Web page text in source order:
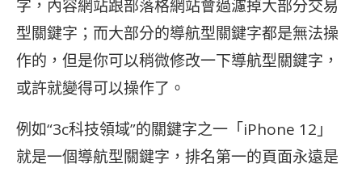
字，內容網站跟部落格網站會過濾掉大部分交易
型關鍵字；而大部分的導航型關鍵字都是無法操
作的，但是你可以稍微修改一下導航型關鍵字，
或許就變得可以操作了。
例如“3c科技領域”的關鍵字之一「iPhone 12」
就是一個導航型關鍵字，排名第一的頁面永遠是